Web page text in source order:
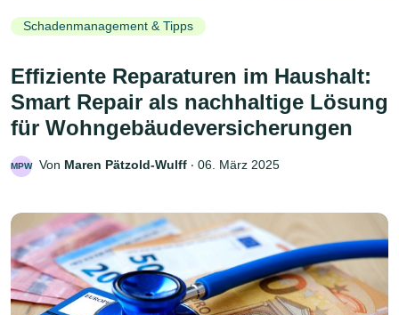
Schadenmanagement & Tipps
Effiziente Reparaturen im Haushalt:
Smart Repair als nachhaltige Lösung
für Wohngebäudeversicherungen
MPW Von Maren Pätzold-Wulff ‧ 06. März 2025